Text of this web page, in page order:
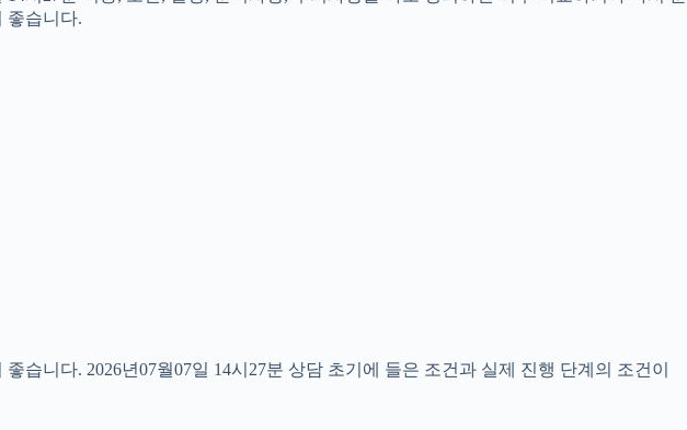
좋습니다.
니다. 2026년07월07일 14시27분 상담 초기에 들은 조건과 실제 진행 단계의 조건이